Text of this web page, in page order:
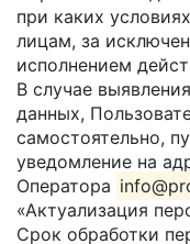
при каких
лицам, за
исполнением
В случае
данных,
самостоятельно,
уведомление на
Оператора
«Актуализация
Срок обработки